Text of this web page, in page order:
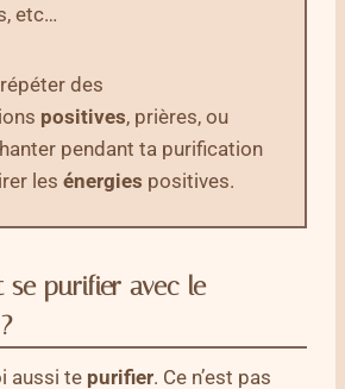
etc…
des
positives, prières, ou
pendant ta purification
les énergies positives.
se purifier avec le
aussi te purifier. Ce n’est pas